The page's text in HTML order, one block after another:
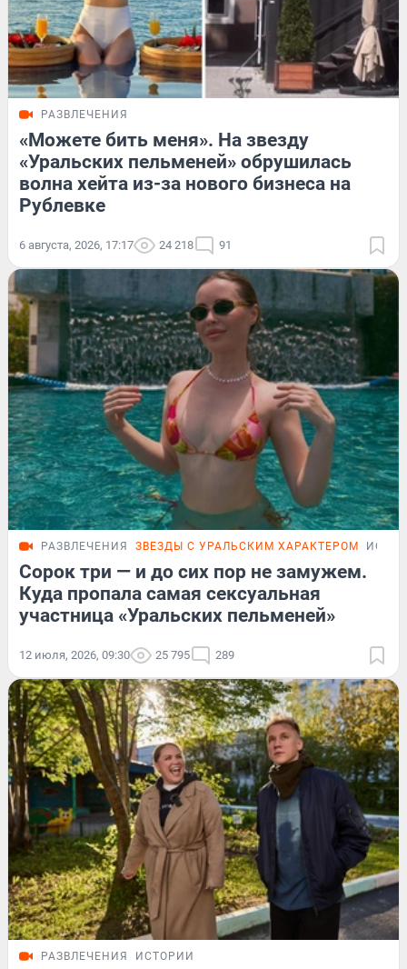
РАЗВЛЕЧЕНИЯ
«Можете бить меня». На звезду
«Уральских пельменей» обрушилась
волна хейта из-за нового бизнеса на
Рублевке
6 августа, 2026, 17:17 24 218 91
РАЗВЛЕЧЕНИЯ ЗВЕЗДЫ С УРАЛЬСКИМ ХАРАКТЕРОМ
Сорок три — и до сих пор не замужем.
Куда пропала самая сексуальная
участница «Уральских пельменей»
12 июля, 2026, 09:30 25 795 289
РАЗВЛЕЧЕНИЯ ИСТОРИИ